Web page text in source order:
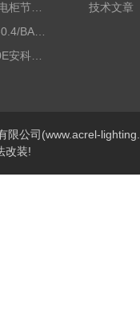
ATE800配电柜节点无线测温/表带捆绑/无源感应取电
ANSNP70-0.4/BANSNP中线安防保护器 治理三相不平衡
Acrel-2000E安科瑞Acrel配电室综合监控系统
技术文章
公司(www.acrel-
改装!